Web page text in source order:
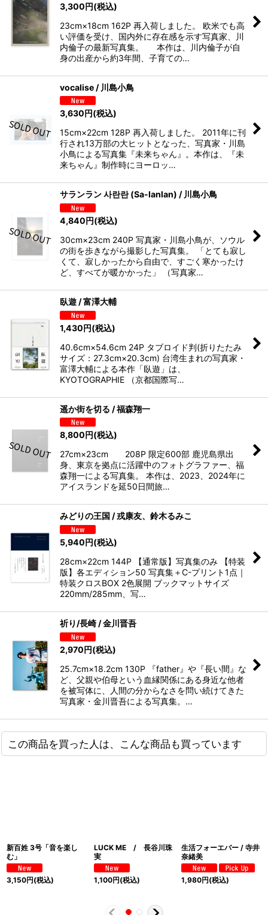
3,300円(税込)
23cm×18cm 162P 再入荷しました。 欧米でも高
い評価を受け、国内外に存在感を示す写真家、川
内倫子の最新写真集。 本作は、川内倫子が自
身の出産から約3年間、子育ての…
vocalise / 川島小鳥
3,630円(税込)
15cm×22cm 128P 再入荷しました。 2011年に刊
行され13万部の大ヒットとなった、写真家・川島
小鳥による写真集『未来ちゃん』。本作は、『未
来ちゃん』制作時にヨーロッ…
サランラン 사란란 (Sa-lanlan) / 川島小鳥
4,840円(税込)
30cm×23cm 240P 写真家・川島小鳥が、ソウル
の街を歩きながら撮影した写真集。 「とても寂し
くて、寂しかったから自由で、すごく寒かったけ
ど、すべてが暖かかった」 （写真家…
臥遊 / 富澤大輔
1,430円(税込)
40.6cm×54.6cm 24P タブロイド判(折りたたみ
サイズ：27.3cm×20.3cm) 台湾生まれの写真家・
富澤大輔による本作「臥遊」は、
KYOTOGRAPHIE （京都国際写…
遥か街を切る / 福森翔一
8,800円(税込)
27cm×23cm 208P 限定600部 鹿児島県出
身、東京を拠点に活躍中のフォトグラファー、福
森翔一による写真集。 本作は、2023、2024年に
アイスランドを延50日間旅…
みどりの王国 / 戎康友、鈴木るみこ
5,940円(税込)
28cm×22cm 144P 【通常版】写真集のみ 【特装
版】各エディション50 写真集＋C-プリント1点｜
特装クロスBOX 2色展開 ブックマットサイズ
220mm/285mm、写…
祈り/長崎 / 金川晋吾
2,970円(税込)
25.7cm×18.2cm 130P 『father』や『長い間』な
ど、父親や伯母という血縁関係にある身近な他者
を被写体に、人間の分からなさを問い続けてきた
写真家・金川晋吾による写真集。…
この商品を買った人は、こんな商品も買っています
新百姓 3号「音を楽し
む」
3,150円(税込)
LUCK ME / 長谷川珠
実
1,100円(税込)
生活フォーエバー / 寺井
奈緒美
1,980円(税込)